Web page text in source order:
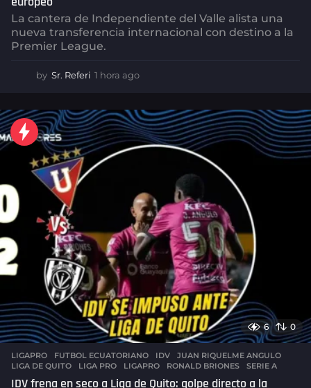
La cantera de Independiente del Valle alista una
nueva transferencia internacional con destino a la
Premier League.
by Sr. Referi 1 hora ago
r
a
a
6 0
LIGAPRO FUTBOL ECUATORIANO ,IDV ,JUAN RIQUELME ANGULO
LIGA DE QUITO
,LIGA PRO ,LIGAPRO ,RONALD BRIONES ,SERIE A
IDV frena en seco a Liga de Quito: golpe directo a la